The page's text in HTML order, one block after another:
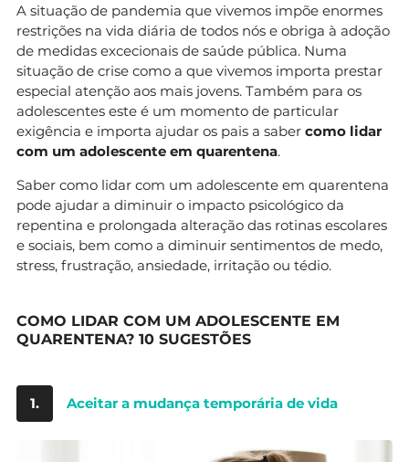
A situação de pandemia que vivemos impõe enormes
restrições na vida diária de todos nós e obriga à adoção
de medidas excecionais de saúde pública. Numa
situação de crise como a que vivemos importa prestar
especial atenção aos mais jovens. Também para os
adolescentes este é um momento de particular
exigência e importa ajudar os pais a saber como lidar
com um adolescente em quarentena.
Saber como lidar com um adolescente em quarentena
pode ajudar a diminuir o impacto psicológico da
repentina e prolongada alteração das rotinas escolares
e sociais, bem como a diminuir sentimentos de medo,
stress, frustração, ansiedade, irritação ou tédio.
COMO LIDAR COM UM ADOLESCENTE EM
QUARENTENA? 10 SUGESTÕES
1. Aceitar a mudança temporária de vida